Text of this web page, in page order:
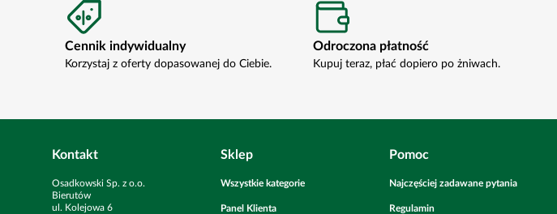
Cennik indywidualny
Korzystaj z oferty dopasowanej do Ciebie.
Odroczona płatność
Kupuj teraz, płać dopiero po żniwach.
Kontakt
Osadkowski Sp. z o.o.
Bierutów
ul. Kolejowa 6
Sklep
Wszystkie kategorie
Panel Klienta
Pomoc
Najczęściej zadawane pytania
Regulamin